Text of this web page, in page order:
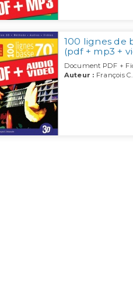
100 lignes de
(pdf + mp3 +
Document PDF +
Auteur : François